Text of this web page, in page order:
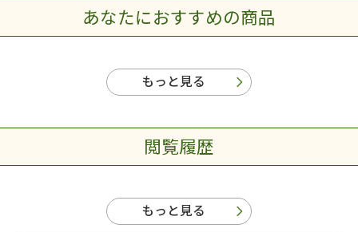
あなたにおすすめの商品
もっと見る
閲覧履歴
もっと見る